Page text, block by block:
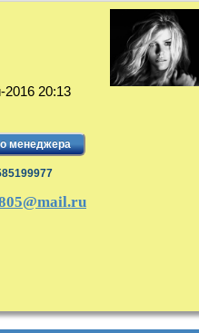
20:13
менеджера